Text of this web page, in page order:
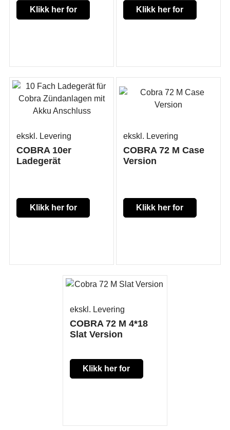
Klikk her for Klikk her for
ekskl. Levering
COBRA 10er
Ladegerät
Klikk her for
ekskl. Levering
COBRA 72 M Case
Version
Klikk her for
ekskl. Levering
COBRA 72 M 4*18
Slat Version
Klikk her for